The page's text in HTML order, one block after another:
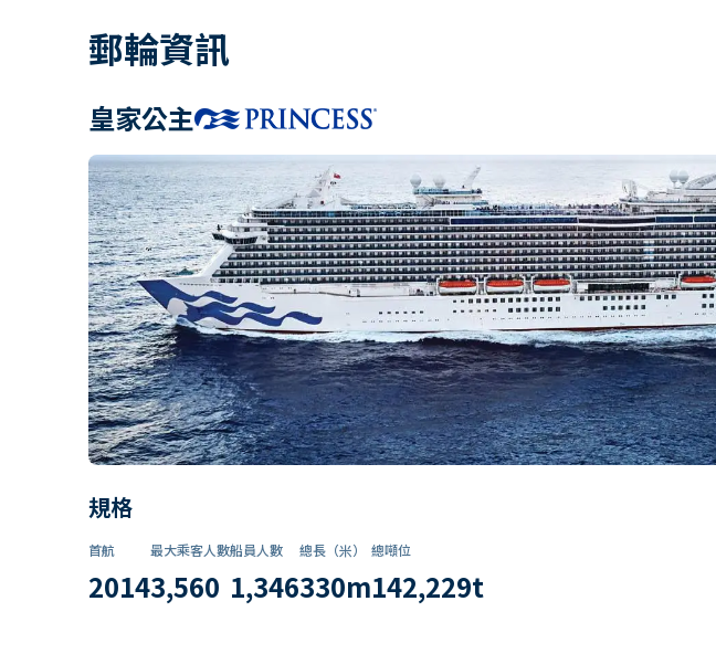
郵輪資訊
皇家公主
規格
首航
2014
最大乘客人數
3,560
船員人數
1,346
總長（米）
330m
總噸位
142,229t